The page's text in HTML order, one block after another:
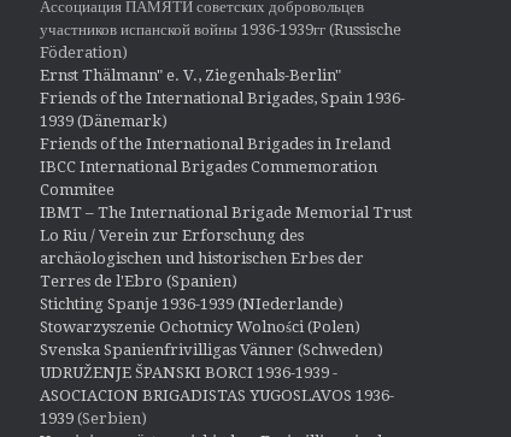
Ассоциация ПАМЯТИ советских добровольцев
участников испанской войны 1936-1939гг (Russische
Föderation)
Ernst Thälmann" e. V., Ziegenhals-Berlin"
Friends of the International Brigades, Spain 1936-
1939 (Dänemark)
Friends of the International Brigades in Ireland
IBCC International Brigades Commemoration
Commitee
IBMT – The International Brigade Memorial Trust
Lo Riu / Verein zur Erforschung des
archäologischen und historischen Erbes der
Terres de l'Ebro (Spanien)
Stichting Spanje 1936-1939 (NIederlande)
Stowarzyszenie Ochotnicy Wolności (Polen)
Svenska Spanienfrivilligas Vänner (Schweden)
UDRUŽENJE ŠPANSKI BORCI 1936-1939 -
ASOCIACION BRIGADISTAS YUGOSLAVOS 1936-
1939(Serbien)